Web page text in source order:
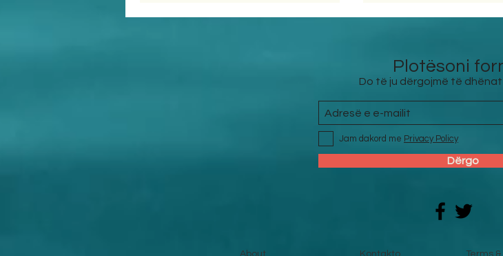
Plotësoni
Do të ju dërgojmë të
Jam dakord me Privacy Policy
Dërgo